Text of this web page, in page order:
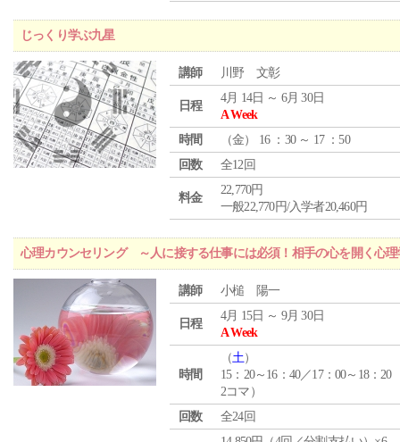
じっくり学ぶ九星
講師 川野 文彰
日程
4月 14日 ～ 6月 30日
A Week
時間
（金） 16 ：30 ～ 17 ：50
回数
全12回
料金
22,770円
一般22,770円/入学者20,460円
心理カウンセリング ～人に接する仕事には必須！相手の心を開く心理
講師 小槌 陽一
日程
4月 15日 ～ 9月 30日
A Week
時間
（土）
15：20～16：40／17：00～18：20
2コマ）
回数
全24回